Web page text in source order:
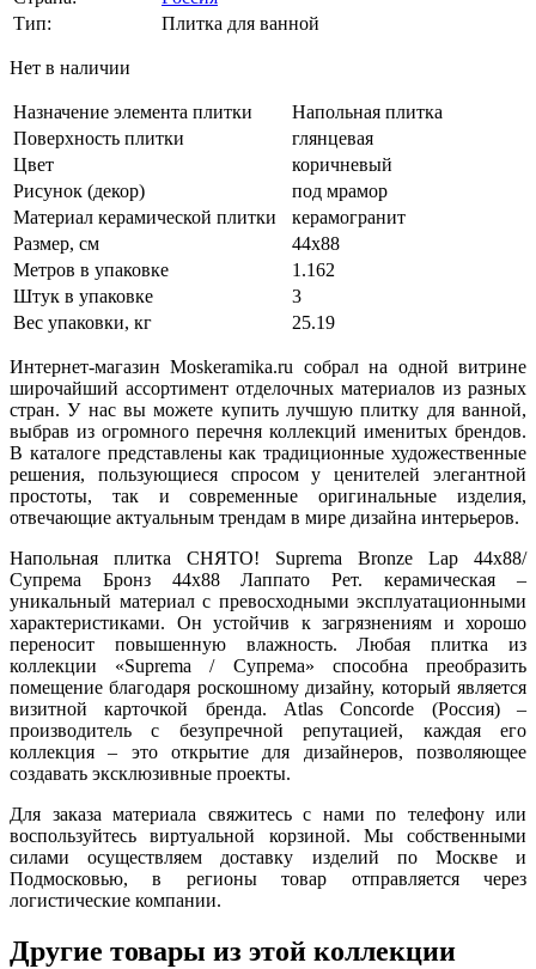
Тип:
Плитка для ванной
Нет в наличии
Назначение элемента плитки
Напольная плитка
Поверхность плитки
глянцевая
Цвет
коричневый
Рисунок (декор)
под мрамор
Материал керамической плитки
керамогранит
Размер, см
44х88
Метров в упаковке
1.162
Штук в упаковке
3
Вес упаковки, кг
25.19
Интернет-магазин Moskeramika.ru собрал на одной витрине
широчайший ассортимент отделочных материалов из разных
стран. У нас вы можете купить лучшую плитку для ванной,
выбрав из огромного перечня коллекций именитых брендов.
В каталоге представлены как традиционные художественные
решения, пользующиеся спросом у ценителей элегантной
простоты, так и современные оригинальные изделия,
отвечающие актуальным трендам в мире дизайна интерьеров.
Напольная плитка СНЯТО! Suprema Bronze Lap 44х88/
Супрема Бронз 44х88 Лаппато Рет. керамическая –
уникальный материал с превосходными эксплуатационными
характеристиками. Он устойчив к загрязнениям и хорошо
переносит повышенную влажность. Любая плитка из
коллекции «Suprema / Супрема» способна преобразить
помещение благодаря роскошному дизайну, который является
визитной карточкой бренда. Atlas Concorde (Россия) –
производитель с безупречной репутацией, каждая его
коллекция – это открытие для дизайнеров, позволяющее
создавать эксклюзивные проекты.
Для заказа материала свяжитесь с нами по телефону или
воспользуйтесь виртуальной корзиной. Мы собственными
силами осуществляем доставку изделий по Москве и
Подмосковью, в регионы товар отправляется через
логистические компании.
Другие товары из этой коллекции